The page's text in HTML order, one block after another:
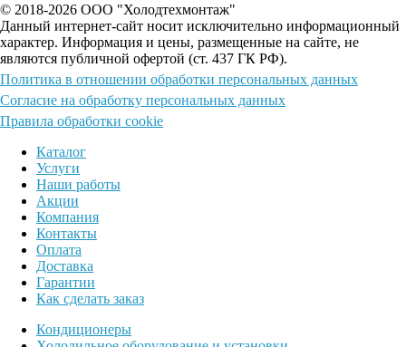
© 2018-2026 ООО "Холодтехмонтаж"
Данный интернет-сайт носит исключительно информационный
характер. Информация и цены, размещенные на сайте, не
являются публичной офертой (ст. 437 ГК РФ).
Политика в отношении обработки персональных данных
Согласие на обработку персональных данных
Правила обработки cookie
Каталог
Услуги
Наши работы
Акции
Компания
Контакты
Оплата
Доставка
Гарантии
Как сделать заказ
Кондиционеры